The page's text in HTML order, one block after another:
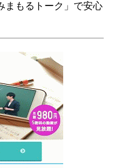
まもるトーク」で安心